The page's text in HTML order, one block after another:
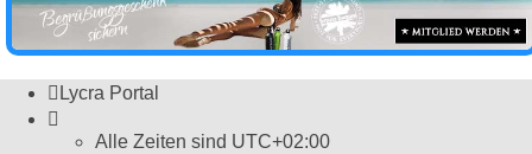
Lycra Portal
Alle Zeiten sind UTC+02:00